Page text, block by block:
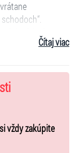
nominácii v
v ankete Slávik,
je stále
vždy vypredané.
hlas, viac ako
ročne. To
hudobnú
Čítaj viac
vždy zakúpite